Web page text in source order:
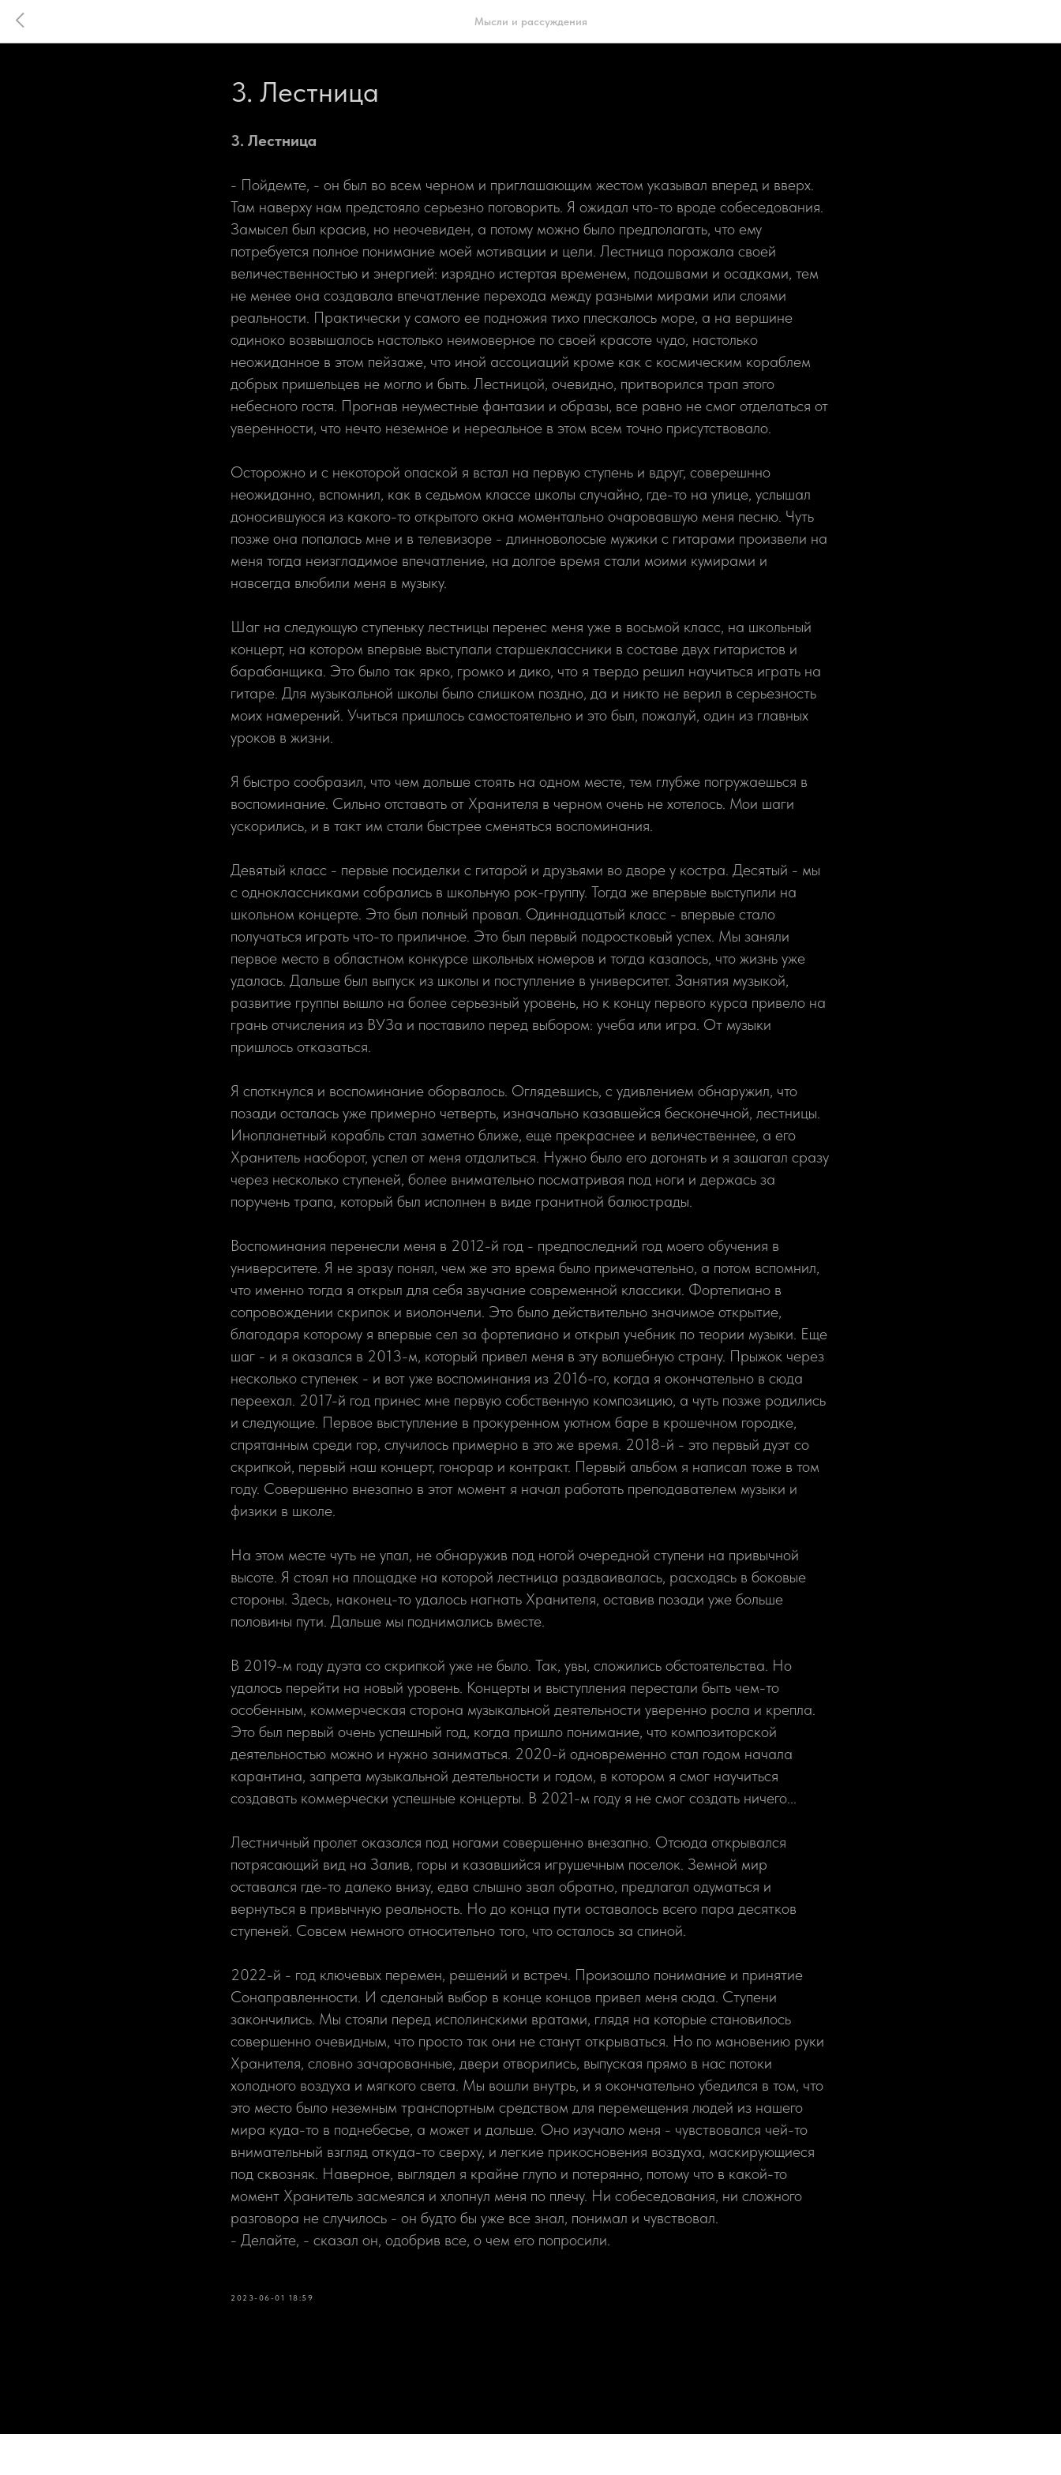
Мысли и рассуждения
3. Лестница
3. Лестница
- Пойдемте, - он был во всем черном и приглашающим жестом указывал вперед и вверх.
Там наверху нам предстояло серьезно поговорить. Я ожидал что-то вроде собеседования.
Замысел был красив, но неочевиден, а потому можно было предполагать, что ему
потребуется полное понимание моей мотивации и цели. Лестница поражала своей
величественностью и энергией: изрядно истертая временем, подошвами и осадками, тем
не менее она создавала впечатление перехода между разными мирами или слоями
реальности. Практически у самого ее подножия тихо плескалось море, а на вершине
одиноко возвышалось настолько неимоверное по своей красоте чудо, настолько
неожиданное в этом пейзаже, что иной ассоциаций кроме как с космическим кораблем
добрых пришельцев не могло и быть. Лестницой, очевидно, притворился трап этого
небесного гостя. Прогнав неуместные фантазии и образы, все равно не смог отделаться от
уверенности, что нечто неземное и нереальное в этом всем точно присутствовало.
Осторожно и с некоторой опаской я встал на первую ступень и вдруг, соверешнно
неожиданно, вспомнил, как в седьмом классе школы случайно, где-то на улице, услышал
доносившуюся из какого-то открытого окна моментально очаровавшую меня песню. Чуть
позже она попалась мне и в телевизоре - длинноволосые мужики с гитарами произвели на
меня тогда неизгладимое впечатление, на долгое время стали моими кумирами и
навсегда влюбили меня в музыку.
Шаг на следующую ступеньку лестницы перенес меня уже в восьмой класс, на школьный
концерт, на котором впервые выступали старшеклассники в составе двух гитаристов и
барабанщика. Это было так ярко, громко и дико, что я твердо решил научиться играть на
гитаре. Для музыкальной школы было слишком поздно, да и никто не верил в серьезность
моих намерений. Учиться пришлось самостоятельно и это был, пожалуй, один из главных
уроков в жизни.
Я быстро сообразил, что чем дольше стоять на одном месте, тем глубже погружаешься в
воспоминание. Сильно отставать от Хранителя в черном очень не хотелось. Мои шаги
ускорились, и в такт им стали быстрее сменяться воспоминания.
Девятый класс - первые посиделки с гитарой и друзьями во дворе у костра. Десятый - мы
с одноклассниками собрались в школьную рок-группу. Тогда же впервые выступили на
школьном концерте. Это был полный провал. Одиннадцатый класс - впервые стало
получаться играть что-то приличное. Это был первый подростковый успех. Мы заняли
первое место в областном конкурсе школьных номеров и тогда казалось, что жизнь уже
удалась. Дальше был выпуск из школы и поступление в университет. Занятия музыкой,
развитие группы вышло на более серьезный уровень, но к концу первого курса привело на
грань отчисления из ВУЗа и поставило перед выбором: учеба или игра. От музыки
пришлось отказаться.
Я споткнулся и воспоминание оборвалось. Оглядевшись, с удивлением обнаружил, что
позади осталась уже примерно четверть, изначально казавшейся бесконечной, лестницы.
Инопланетный корабль стал заметно ближе, еще прекраснее и величественнее, а его
Хранитель наоборот, успел от меня отдалиться. Нужно было его догонять и я зашагал сразу
через несколько ступеней, более внимательно посматривая под ноги и держась за
поручень трапа, который был исполнен в виде гранитной балюстрады.
Воспоминания перенесли меня в 2012-й год - предпоследний год моего обучения в
университете. Я не зразу понял, чем же это время было примечательно, а потом вспомнил,
что именно тогда я открыл для себя звучание современной классики. Фортепиано в
сопровождении скрипок и виолончели. Это было действительно значимое открытие,
благодаря которому я впервые сел за фортепиано и открыл учебник по теории музыки. Еще
шаг - и я оказался в 2013-м, который привел меня в эту волшебную страну. Прыжок через
несколько ступенек - и вот уже воспоминания из 2016-го, когда я окончательно в сюда
переехал. 2017-й год принес мне первую собственную композицию, а чуть позже родились
и следующие. Первое выступление в прокуренном уютном баре в крошечном городке,
спрятанным среди гор, случилось примерно в это же время. 2018-й - это первый дуэт со
скрипкой, первый наш концерт, гонорар и контракт. Первый альбом я написал тоже в том
году. Совершенно внезапно в этот момент я начал работать преподавателем музыки и
физики в школе.
На этом месте чуть не упал, не обнаружив под ногой очередной ступени на привычной
высоте. Я стоял на площадке на которой лестница раздваивалась, расходясь в боковые
стороны. Здесь, наконец-то удалось нагнать Хранителя, оставив позади уже больше
половины пути. Дальше мы поднимались вместе.
В 2019-м году дуэта со скрипкой уже не было. Так, увы, сложились обстоятельства. Но
удалось перейти на новый уровень. Концерты и выступления перестали быть чем-то
особенным, коммерческая сторона музыкальной деятельности уверенно росла и крепла.
Это был первый очень успешный год, когда пришло понимание, что композиторской
деятельностью можно и нужно заниматься. 2020-й одновременно стал годом начала
карантина, запрета музыкальной деятельности и годом, в котором я смог научиться
создавать коммерчески успешные концерты. В 2021-м году я не смог создать ничего...
Лестничный пролет оказался под ногами совершенно внезапно. Отсюда открывался
потрясающий вид на Залив, горы и казавшийся игрушечным поселок. Земной мир
оставался где-то далеко внизу, едва слышно звал обратно, предлагал одуматься и
вернуться в привычную реальность. Но до конца пути оставалось всего пара десятков
ступеней. Совсем немного относительно того, что осталось за спиной.
2022-й - год ключевых перемен, решений и встреч. Произошло понимание и принятие
Сонаправленности. И сделаный выбор в конце концов привел меня сюда. Ступени
закончились. Мы стояли перед исполинскими вратами, глядя на которые становилось
совершенно очевидным, что просто так они не станут открываться. Но по мановению руки
Хранителя, словно зачарованные, двери отворились, выпуская прямо в нас потоки
холодного воздуха и мягкого света. Мы вошли внутрь, и я окончательно убедился в том, что
это место было неземным транспортным средством для перемещения людей из нашего
мира куда-то в поднебесье, а может и дальше. Оно изучало меня - чувствовался чей-то
внимательный взгляд откуда-то сверху, и легкие прикосновения воздуха, маскирующиеся
под сквозняк. Наверное, выглядел я крайне глупо и потерянно, потому что в какой-то
момент Хранитель засмеялся и хлопнул меня по плечу. Ни собеседования, ни сложного
разговора не случилось - он будто бы уже все знал, понимал и чувствовал.
- Делайте, - сказал он, одобрив все, о чем его попросили.
2023-06-01 18:59